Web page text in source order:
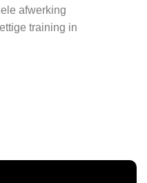
afwerking
training in